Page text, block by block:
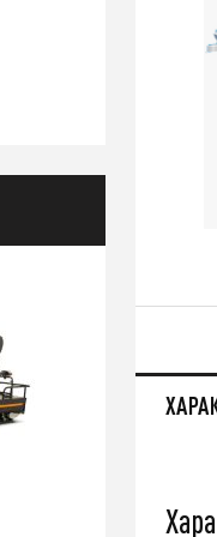
Костюм